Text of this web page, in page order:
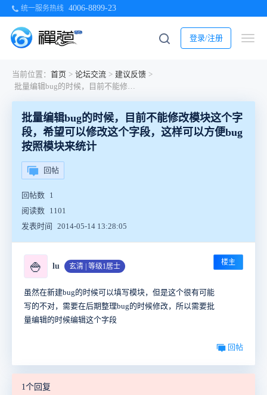
统一服务热线 4006-8899-23
登录/注册
当前位置： 首页 > 论坛交流 > 建议反馈 >
批量编辑bug的时候，目前不能修改模块这个字段，希望可以修改这个字段，这样可以方便bug按照模块来统计
批量编辑bug的时候，目前不能修改模块这个字
段，希望可以修改这个字段，这样可以方便bug
按照模块来统计
回帖
回帖数 1
阅读数 1101
发表时间
2014-05-14 13:28:05
🍚 lu 玄清 | 等级1居士 楼主
虽然在新建bug的时候可以填写模块，但是这个很有可能
写的不对，需要在后期整理bug的时候修改，所以需要批
量编辑的时候编辑这个字段
回帖
1个回复